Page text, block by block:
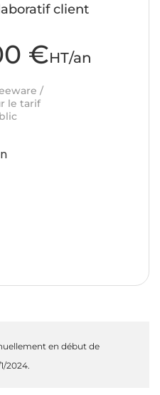
client
€HT/an
/
le tarif
en début de
2024.